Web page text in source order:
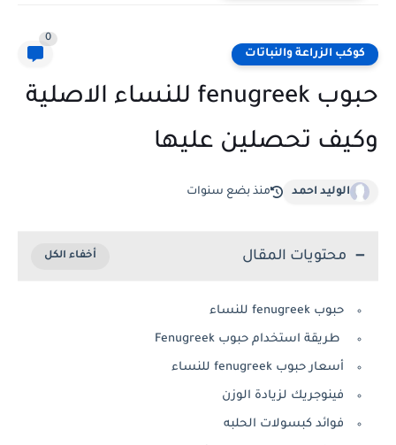
كوكب الزراعة والنباتات
0
حبوب fenugreek للنساء الاصلية
وكيف تحصلين عليها
الوليد احمد منذ بضع سنوات
محتويات المقال
حبوب fenugreek للنساء
طريقة استخدام حبوب Fenugreek
أسعار حبوب fenugreek للنساء
فينوجريك لزيادة الوزن
فوائد كبسولات الحلبه